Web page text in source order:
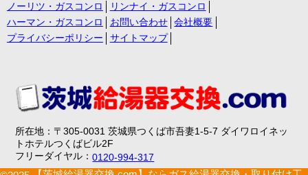
ノーリツ・ガスコンロ
リンナイ・ガスコンロ
ハーマン・ガスコンロ
お問い合わせ
会社概要
プライバシーポリシー
サイトマップ
所在地：〒305-0031 茨城県つくば市吾妻1-5-7 ダイワロイネッ
トホテルつくばビル2F
フリーダイヤル：0120-994-317